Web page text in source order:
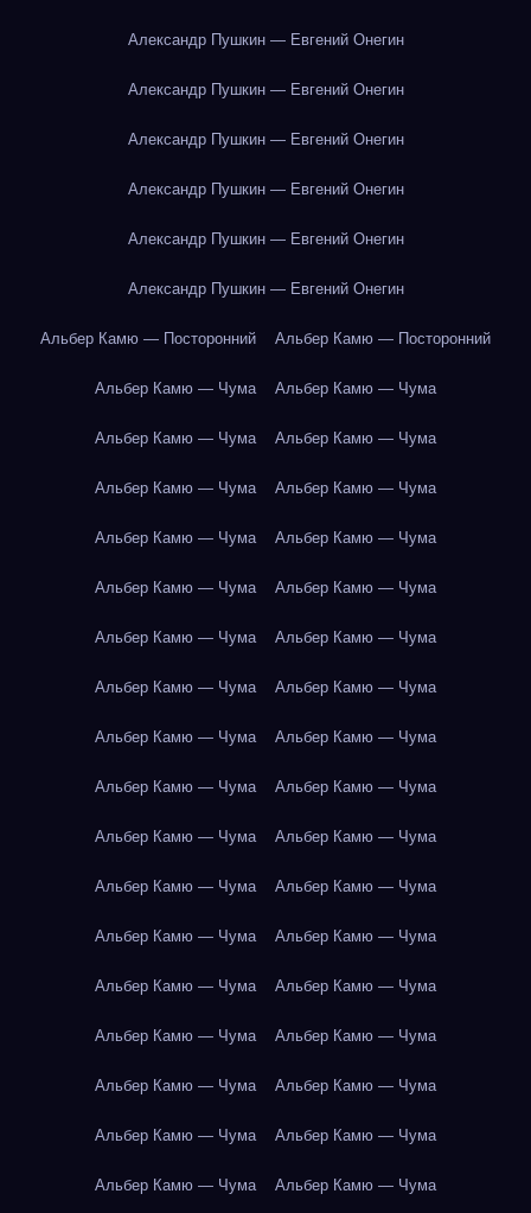
Александр Пушкин — Евгений Онегин
Александр Пушкин — Евгений Онегин
Александр Пушкин — Евгений Онегин
Александр Пушкин — Евгений Онегин
Александр Пушкин — Евгений Онегин
Александр Пушкин — Евгений Онегин
Альбер Камю — Посторонний Альбер Камю — Посторонний
Альбер Камю — Чума Альбер Камю — Чума
Альбер Камю — Чума Альбер Камю — Чума
Альбер Камю — Чума Альбер Камю — Чума
Альбер Камю — Чума Альбер Камю — Чума
Альбер Камю — Чума Альбер Камю — Чума
Альбер Камю — Чума Альбер Камю — Чума
Альбер Камю — Чума Альбер Камю — Чума
Альбер Камю — Чума Альбер Камю — Чума
Альбер Камю — Чума Альбер Камю — Чума
Альбер Камю — Чума Альбер Камю — Чума
Альбер Камю — Чума Альбер Камю — Чума
Альбер Камю — Чума Альбер Камю — Чума
Альбер Камю — Чума Альбер Камю — Чума
Альбер Камю — Чума Альбер Камю — Чума
Альбер Камю — Чума Альбер Камю — Чума
Альбер Камю — Чума Альбер Камю — Чума
Альбер Камю — Чума Альбер Камю — Чума